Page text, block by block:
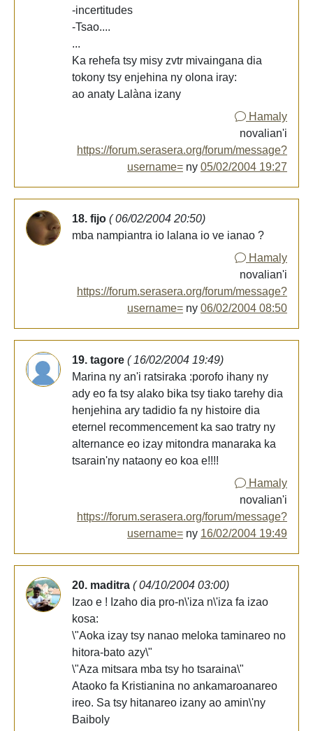
-incertitudes
-Tsao....
...
Ka rehefa tsy misy zvtr mivaingana dia
tokony tsy enjehina ny olona iray:
ao anaty Lalàna izany
Hamaly
novalian'i
https://forum.serasera.org/forum/message?
username= ny 05/02/2004 19:27
18. fijo ( 06/02/2004 20:50)
mba nampiantra io lalana io ve ianao ?
Hamaly
novalian'i
https://forum.serasera.org/forum/message?
username= ny 06/02/2004 08:50
19. tagore ( 16/02/2004 19:49)
Marina ny an'i ratsiraka :porofo ihany ny
ady eo fa tsy alako bika tsy tiako tarehy dia
henjehina ary tadidio fa ny histoire dia
eternel recommencement ka sao tratry ny
alternance eo izay mitondra manaraka ka
tsarain'ny nataony eo koa e!!!!
Hamaly
novalian'i
https://forum.serasera.org/forum/message?
username= ny 16/02/2004 19:49
20. maditra ( 04/10/2004 03:00)
Izao e ! Izaho dia pro-n\'iza n\'iza fa izao
kosa:
\"Aoka izay tsy nanao meloka taminareo no
hitora-bato azy\"
\"Aza mitsara mba tsy ho tsaraina\"
Ataoko fa Kristianina no ankamaroanareo
ireo. Sa tsy hitanareo izany ao amin\'ny
Baiboly